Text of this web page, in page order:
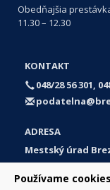
Používame cookies
Obedňajšia
11.30 – 12.30
KONTAKT
048/28 56 301,
ADRESA
Mestský úrad
Námestie gen. M.
977 01 Brezno